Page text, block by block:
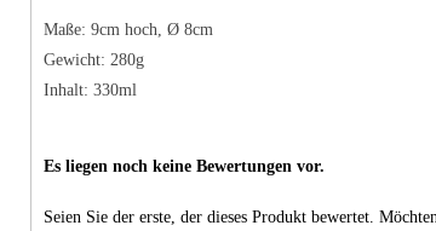
Maße: 9cm hoch, Ø 8cm
Gewicht: 280g
Inhalt: 330ml
Es liegen noch keine Bewertungen vor.
Seien Sie der erste, der dieses Produkt bewertet.